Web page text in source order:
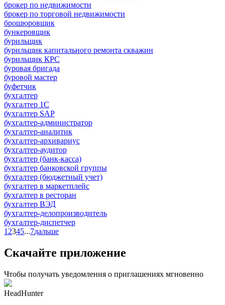
брокер по недвижимости
брокер по торговой недвижимости
брошюровщик
бункеровщик
бурильщик
бурильщик капитального ремонта скважин
бурильщик КРС
буровая бригада
буровой мастер
буфетчик
бухгалтер
бухгалтер 1C
бухгалтер SAP
бухгалтер-администратор
бухгалтер-аналитик
бухгалтер-архивариус
бухгалтер-аудитор
бухгалтер (банк-касса)
бухгалтер банковской группы
бухгалтер (бюджетный учет)
бухгалтер в маркетплейс
бухгалтер в ресторан
бухгалтер ВЭД
бухгалтер-делопроизводитель
бухгалтер-диспетчер
1 2345...7дальше
Скачайте приложение
Чтобы получать уведомления о приглашениях мгновенно
HeadHunter